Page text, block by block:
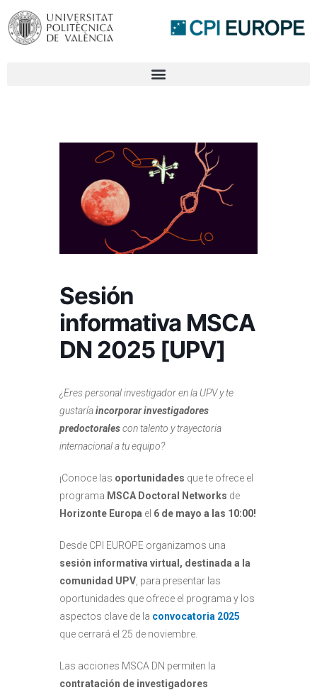
Sesión
informativa MSCA
DN 2025 [UPV]
¿Eres personal investigador en la UPV y te
gustaríaincorporar investigadores
predoctoralescon talento y trayectoria
internacional a tu equipo?
¡Conoce las oportunidades que te ofrece el
programa MSCA Doctoral Networks de
Horizonte Europa el 6 de mayo a las 10:00!
Desde CPI EUROPE organizamos una
sesión informativa virtual, destinada a la
comunidad UPV, para presentar las
oportunidades que ofrece el programa y los
aspectos clave de la convocatoria 2025
que cerrará el 25 de noviembre.
Las acciones MSCA DN permiten la
contratación de investigadores